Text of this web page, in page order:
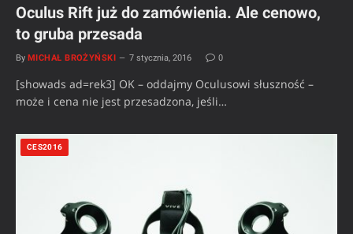
Oculus Rift już do zamówienia. Ale cenowo,
to gruba przesada
By MICHAŁ BROŻYŃSKI 7 stycznia, 2016 0
[showads ad=rek3] OK – oddajmy Oculusowi słuszność –
może i cena nie jest przesadzona, jeśli…
CES2016